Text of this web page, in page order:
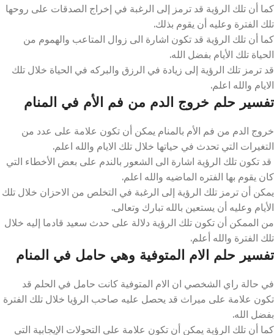
كما أن تلك الرؤية قد ترمز إلى الرغبة في إخراج الصدقات على روحها
تلك الفترة وعليه أن يقوم بذلك.
كما أن تلك الرؤية قد تكون اشارة الى زوال المتاعب والهموم من
الحياة تلك الأيام بفضل الله.
قد ترمز تلك الرؤية إلى زيادة في الرزق والبركه في الحياة خلال تلك
الايام والله اعلم.
تفسير حلم خروج الدم من فم الأم في المنام
خروج الدم من فم الأم بالمنام يمكن أن تكون علامة على عدد من
التغيرات التي تحدث في حياتها خلال تلك الايام والله اعلم.
قد تكون تلك الرؤية اشارة الى الشعور بالندم على بعض الأخطاء التي
كان يقوم بها الفتره الماضيه والله اعلم.
يمكن أن ترمز تلك الرؤية إلى الرغبة في التخلص من الاحزان خلال تلك
الأيام وعليه أن يستعين بالله تبارك وتعالى.
من الممكن أن تكون تلك الرؤية دلالة على حدث سعيد قادما إليه خلال
تلك الفترة والله أعلم.
تفسير حلم الام المتوفية وهي حامل في المنام
في حالة راي الشخصي ان الام المتوفية كانت حامل في الحلم قد
تكون علامة على ميراث قد يحصل عليه صاحب الرؤيا خلال تلك الفترة
بفضل الله.
كما أن تلك الرؤية يمكن أن تكون علامة على التحولات الإيجابية التي